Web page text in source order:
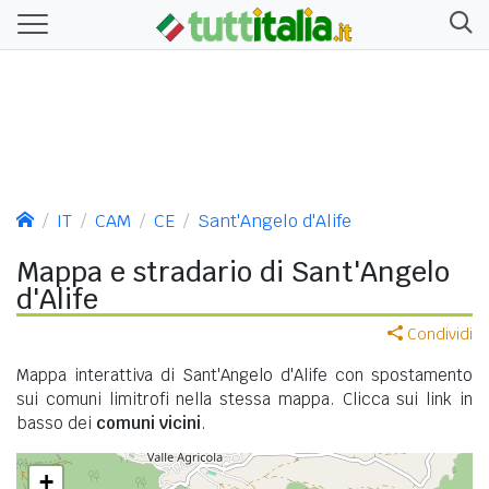
IT CAM CE Sant'Angelo d'Alife
Mappa e stradario di Sant'Angelo
d'Alife
Condividi
Mappa interattiva di Sant'Angelo d'Alife con spostamento
sui comuni limitrofi nella stessa mappa. Clicca sui link in
basso dei comuni vicini.
+